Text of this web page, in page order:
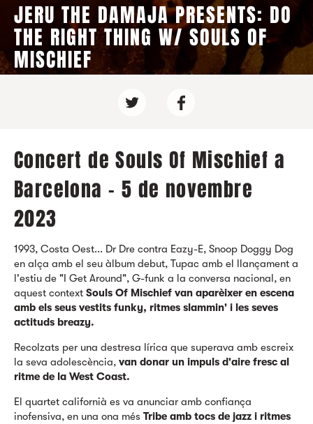
JERU THE DAMAJA PRESENTS: DO
THE RIGHT THING W/ SOULS OF
MISCHIEF
Concert de Souls Of Mischief a
Barcelona - 5 de novembre
2023
1993, Costa Oest... Dr Dre contra Eazy-E, Snoop Doggy Dog
en alça amb el seu àlbum debut, Tupac amb el llançament a
l'estiu de "I Get Around", G-funk a la conversa nacional, en
aquest context Souls Of Mischief van aparèixer en escena
amb els seus vestits funky, ritmes slammin' i les seves
actituds breazy.
Recolzats per una destresa lírica que superava amb escreix
la seva adolescència, van donar un impuls d'aire fresc al
ritme de la West Coast.
El quartet californià es va anunciar amb confiança
inofensiva, en una ona més Tribe amb tocs de jazz i ritmes